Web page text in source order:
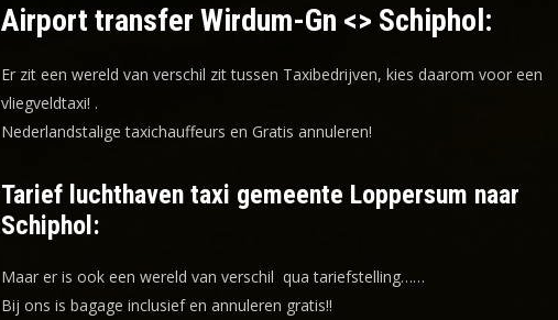
Airport transfer Wirdum-Gn <> Schiphol:
Er zit een wereld van verschil zit tussen Taxibedrijven, kies daarom voor een
vliegveldtaxi! .
Nederlandstalige taxichauffeurs en Gratis annuleren!
Tarief luchthaven taxi gemeente Loppersum naar
Schiphol:
Maar er is ook een wereld van verschil qua tariefstelling……
Bij ons is bagage inclusief en annuleren gratis!!